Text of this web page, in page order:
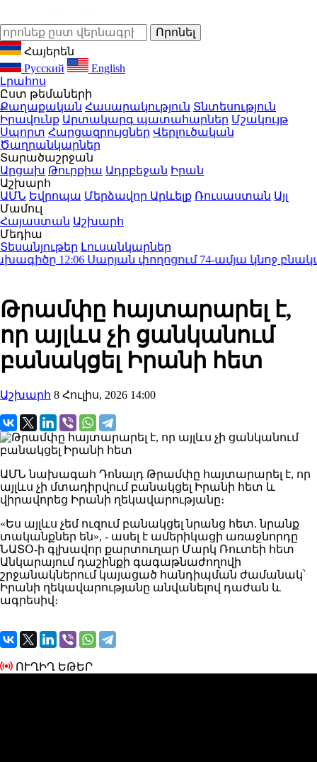
Հայերեն
Русский
English
Լրահոս
Ըստ թեմաների
Քաղաքական Հասարակություն Տնտեսություն
Իրավունք Արտակարգ պատահարներ Մշակույթ
Սպորտ Հարցազրույցներ Վերլուծական
Ծաղրանկարներ
Տարածաշրջան
Արցախ Թուրքիա Ադրբեջան Իրան
Աշխարհ
ԱՄՆ Եվրոպա Մերձավոր Արևելք Ռուսաստան Այլ
Մամուլ
Հայաստան Աշխարհ
Մեդիա
Տեսանյութեր Լուսանկարներ
12:06Սարյան փողոցում 74-ամյա կնոջ
Թրամփը հայտարարել է,
որ այլևս չի ցանկանում
բանակցել Իրանի հետ
Աշխարհ 8 Հուլիս, 2026 14:00
ԱՄՆ նախագահ Դոնալդ Թրամփը հայտարարել է, որ
այլևս չի մտադիրվում բանակցել Իրանի հետ և
վիրավորեց Իրանի ղեկավարությանը։
«Ես այլևս չեմ ուզում բանակցել նրանց հետ. նրանք
տականքներ են», - ասել է ամերիկացի առաջնորդը
ՆԱՏՕ-ի գլխավոր քարտուղար Մարկ Ռուտեի հետ
Անկարայում դաշինքի գագաթնաժողովի
շրջանակներում կայացած հանդիպման ժամանակ՝
Իրանի ղեկավարությանը անվանելով դաժան և
ագրեսիվ։
ՈՒՂԻՂ ԵԹԵՐ